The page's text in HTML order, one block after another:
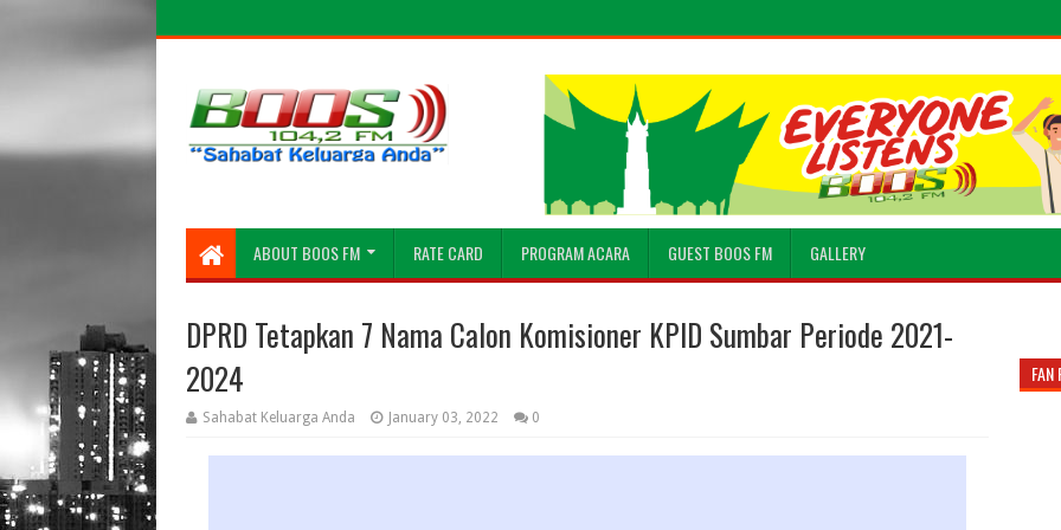
ABOUT BOOS FM RATE CARD PROGRAM ACARA GUEST BOOS FM GALLERY
DPRD Tetapkan 7 Nama Calon Komisioner KPID Sumbar Periode 2021-
2024
Sahabat Keluarga Anda January 03, 2022 0
FAN